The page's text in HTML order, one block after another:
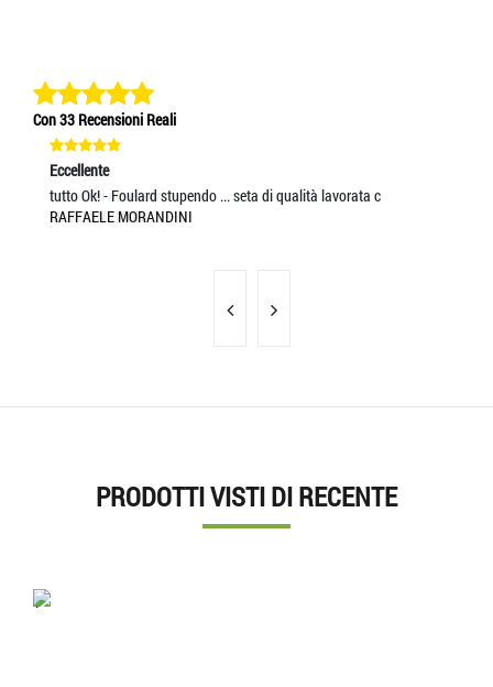
Con 33 Recensioni Reali
Eccellente
bellissimi accessori
MAXIM NISTOR
Eccellente
tutto Ok! - Foulard stupendo ... seta di qualità lavorata c
RAFFAELE MORANDINI
PRODOTTI VISTI DI RECENTE
'.'